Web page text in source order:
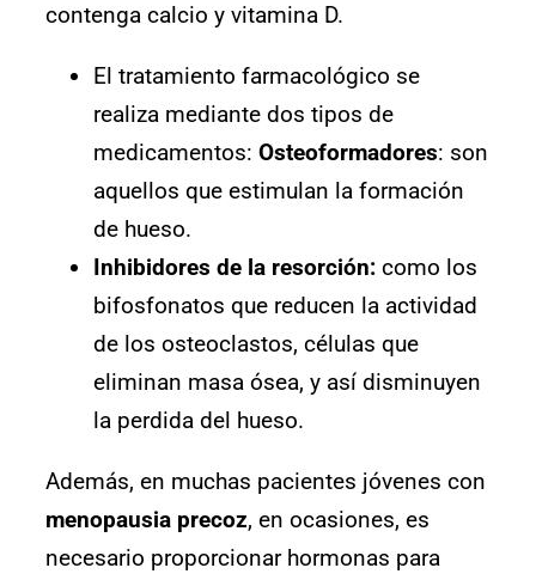
contenga calcio y vitamina D.
El tratamiento farmacológico se
realiza mediante dos tipos de
medicamentos: Osteoformadores: son
aquellos que estimulan la formación
de hueso.
Inhibidores de la resorción: como los
bifosfonatos que reducen la actividad
de los osteoclastos, células que
eliminan masa ósea, y así disminuyen
la perdida del hueso.
Además, en muchas pacientes jóvenes con
menopausia precoz, en ocasiones, es
necesario proporcionar hormonas para